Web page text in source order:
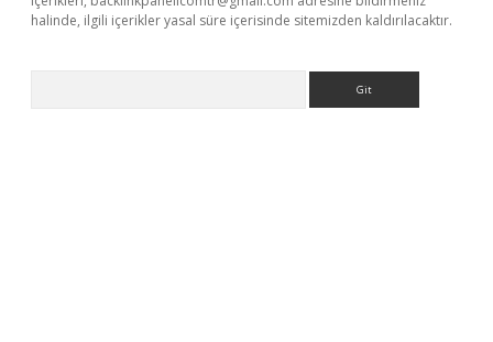
halinde, ilgili içerikler yasal süre içerisinde sitemizden kaldırılacaktır.